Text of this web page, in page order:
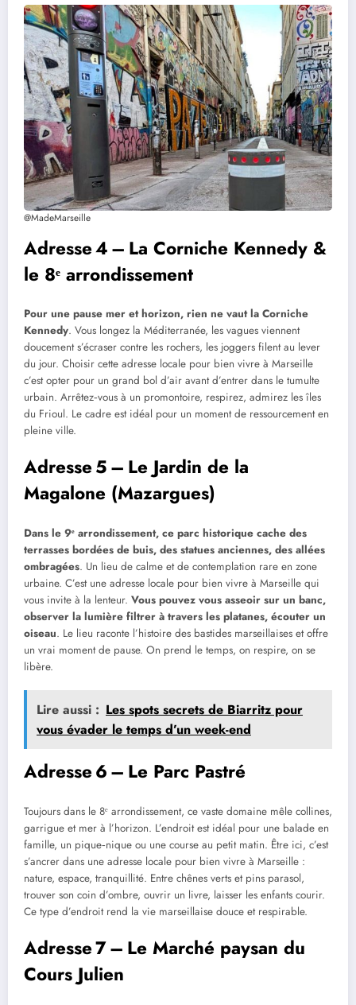
@MadeMarseille
Adresse 4 – La Corniche Kennedy &
le 8ᵉ arrondissement
Pour une pause mer et horizon, rien ne vaut la Corniche
Kennedy. Vous longez la Méditerranée, les vagues viennent
doucement s’écraser contre les rochers, les joggers filent au lever
du jour. Choisir cette adresse locale pour bien vivre à Marseille
c’est opter pour un grand bol d’air avant d’entrer dans le tumulte
urbain. Arrêtez‑vous à un promontoire, respirez, admirez les îles
du Frioul. Le cadre est idéal pour un moment de ressourcement en
pleine ville.
Adresse 5 – Le Jardin de la
Magalone (Mazargues)
Dans le 9ᵉ arrondissement, ce parc historique cache des
terrasses bordées de buis, des statues anciennes, des allées
ombragées. Un lieu de calme et de contemplation rare en zone
urbaine. C’est une adresse locale pour bien vivre à Marseille qui
vous invite à la lenteur. Vous pouvez vous asseoir sur un banc,
observer la lumière filtrer à travers les platanes, écouter un
oiseau. Le lieu raconte l’histoire des bastides marseillaises et offre
un vrai moment de pause. On prend le temps, on respire, on se
libère.
Lire aussi : Les spots secrets de Biarritz pour
vous évader le temps d’un week-end
Adresse 6 – Le Parc Pastré
Toujours dans le 8ᵉ arrondissement, ce vaste domaine mêle collines,
garrigue et mer à l’horizon. L’endroit est idéal pour une balade en
famille, un pique‑nique ou une course au petit matin. Être ici, c’est
s’ancrer dans une adresse locale pour bien vivre à Marseille :
nature, espace, tranquillité. Entre chênes verts et pins parasol,
trouver son coin d’ombre, ouvrir un livre, laisser les enfants courir.
Ce type d’endroit rend la vie marseillaise douce et respirable.
Adresse 7 – Le Marché paysan du
Cours Julien